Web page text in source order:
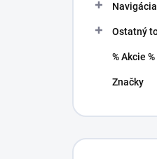
Navigácia
Ostatný
% Akcie %
Značky